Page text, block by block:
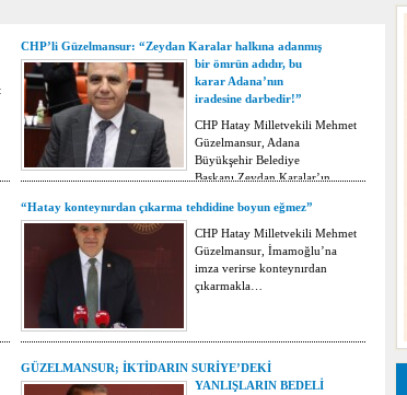
CHP’li Güzelmansur: “Zeydan Karalar halkına adanmış
bir ömrün adıdır, bu
karar Adana’nın
iradesine darbedir!”
CHP Hatay Milletvekili Mehmet
Güzelmansur, Adana
Büyükşehir Belediye
Başkanı Zeydan Karalar’ın…
“Hatay konteynırdan çıkarma tehdidine boyun eğmez”
CHP Hatay Milletvekili Mehmet
Güzelmansur, İmamoğlu’na
imza verirse konteynırdan
çıkarmakla…
GÜZELMANSUR; İKTİDARIN SURİYE’DEKİ
YANLIŞLARIN BEDELİ